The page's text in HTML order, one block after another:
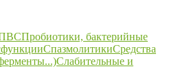
Пробиотики, бактерийные
СпазмолитикиСредства
Слабительные и